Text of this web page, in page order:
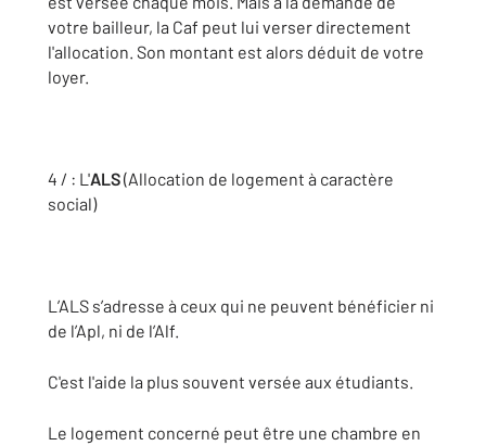
votre bailleur, la Caf peut lui verser directement
l'allocation. Son montant est alors déduit de votre
loyer.
4 / : L'ALS(Allocation de logement à caractère
social)
L’ALS s’adresse à ceux qui ne peuvent bénéficier ni
de l’Apl, ni de l’Alf.
C'est l'aide la plus souvent versée aux étudiants.
Le logement concerné peut être une chambre en